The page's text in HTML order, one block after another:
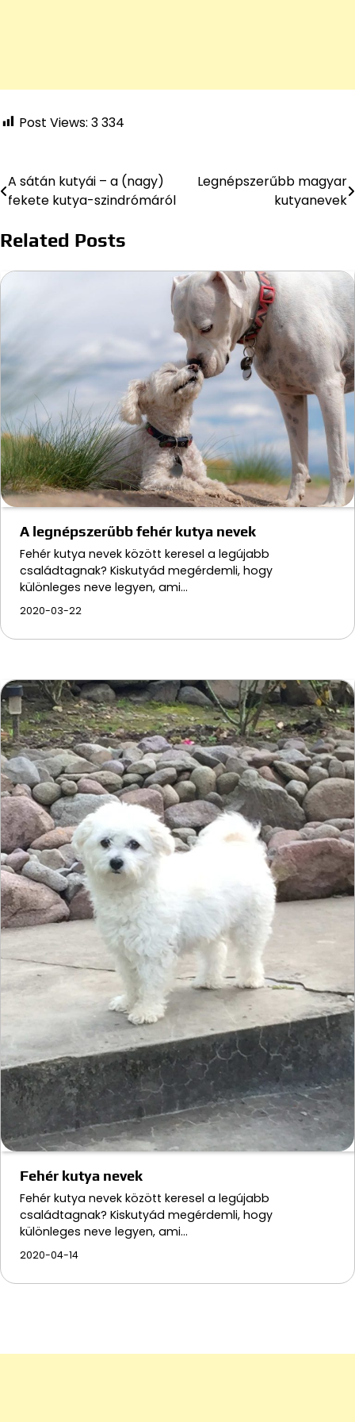
Post Views: 3 334
Bejegyzés
navigáció
A sátán kutyái – a (nagy)
fekete kutya-szindrómáról
Legnépszerűbb magyar
kutyanevek
Related Posts
A legnépszerűbb fehér kutya nevek
Fehér kutya nevek között keresel a legújabb
családtagnak? Kiskutyád megérdemli, hogy
különleges neve legyen, ami…
2020-03-22
Fehér kutya nevek
Fehér kutya nevek között keresel a legújabb
családtagnak? Kiskutyád megérdemli, hogy
különleges neve legyen, ami…
2020-04-14